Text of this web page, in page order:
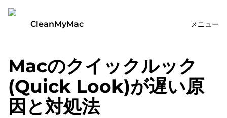
CleanMyMac メニュー
Macのクイックルック
(Quick Look)が遅い原
因と対処法